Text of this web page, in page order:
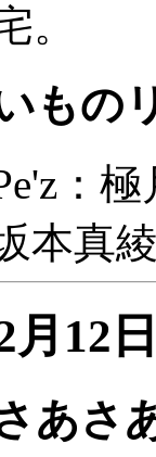
。
もの
：極
本真
月12
あさ